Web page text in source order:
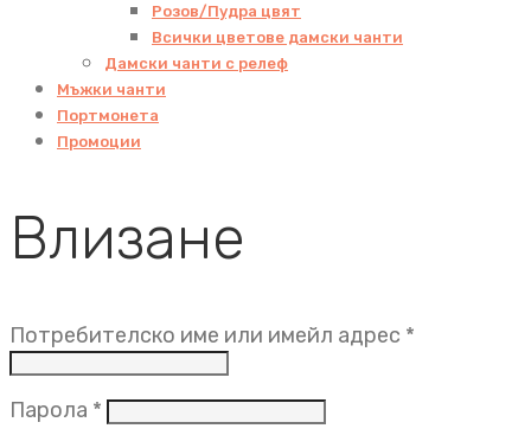
Розов/Пудра цвят
Всички цветове дамски чанти
Дамски чанти с релеф
Мъжки чанти
Портмонета
Промоции
Влизане
Потребителско име или имейл адрес *
Парола * Задължително